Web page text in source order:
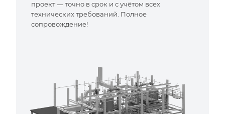
проект — точно в срок и с учётом всех
технических требований. Полное
сопровождение!